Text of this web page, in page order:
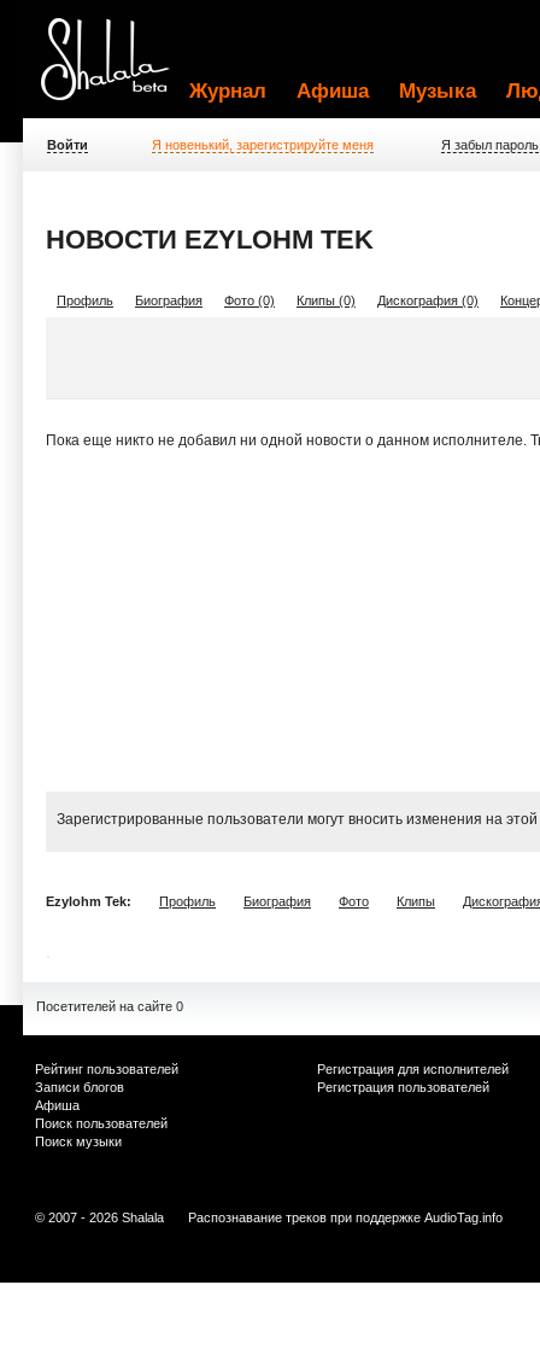
Журнал Афиша Музыка
Войти Я новенький, зарегистрируйте меня Я забыл пароль
НОВОСТИ EZYLOHM TEK
Профиль Биография Фото (0) Клипы (0) Дискография (0)
Пока еще никто не добавил ни одной новости о данном
Зарегистрированные пользователи могут вносить изменения на
Ezylohm Tek: Профиль Биография Фото Клипы
Посетителей на сайте 0
Рейтинг пользователей
Записи блогов
Афиша
Поиск пользователей
Поиск музыки
Регистрация для исполнителей
Регистрация пользователей
© 2007 - 2026 Shalala Распознавание треков при поддержке AudioTag.info